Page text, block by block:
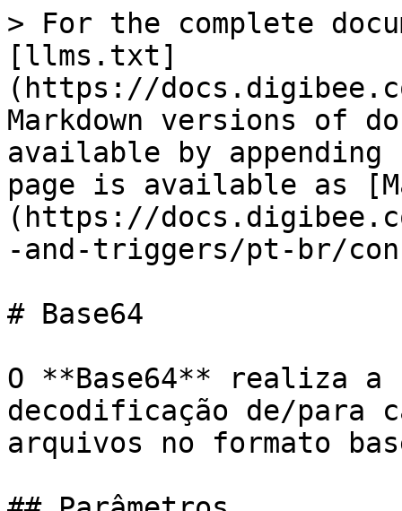
> For the complete
[llms.txt]
(https://
Markdown versions of
available by
page is available as
(https://
-and-triggers/pt-br/
# Base64
O **Base64** realiza
decodificação de/para
arquivos no formato